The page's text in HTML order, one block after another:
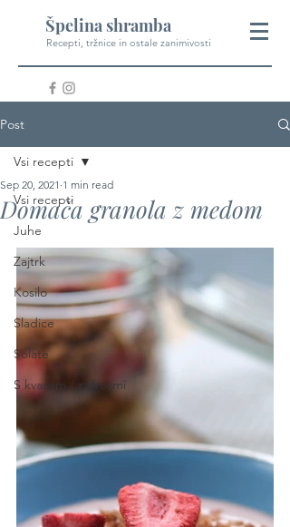
Špelina shramba
Recepti, tržnice in ostale zanimivosti
Post
Vsi recepti
Juhe
Zajtrk
Kosilo
Sladice
Solate
S kvasom / z drožmi
Vsi recepti
Domača granola z medom
Sep 20, 2021 1 min read